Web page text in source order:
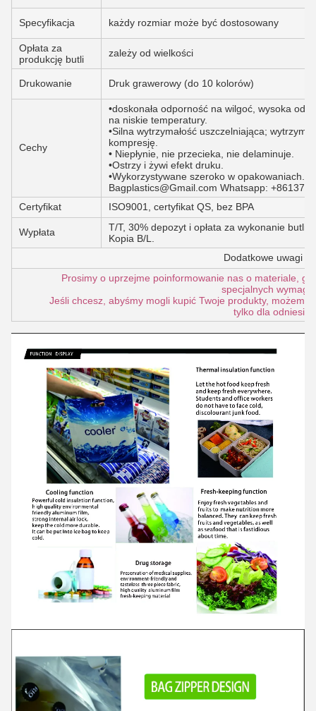
Specyfikacja każdy rozmiar może być dostosowany
Opłata za
produkcję butli
zależy od wielkości
Drukowanie Druk grawerowy (do 10 kolorów)
Cechy
•doskonała odporność na wilgoć, wysoka
na niskie temperatury.
•Silna wytrzymałość uszczelniająca;
kompresję.
• Niepłynie, nie przecieka, nie delaminuje.
•Ostrzy i żywi efekt druku.
•Wykorzystywane szeroko w opakowaniach.
Bagplastics@Gmail.com Whatsapp:
Certyfikat
ISO9001, certyfikat QS, bez BPA
Wypłata
T/T, 30% depozyt i opłata za wykonanie butli
Kopia B/L.
Dodatkowe uwagi i
Prosimy o uprzejme poinformowanie nas o materiale,
specjalnych
Jeśli chcesz, abyśmy mogli kupić Twoje produkty,
tylko dla